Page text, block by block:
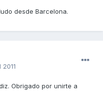
desde Barcelona.
Obrigado por unirte a